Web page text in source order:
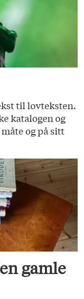
til lovteksten.
katalogen og
og på sitt
gamle